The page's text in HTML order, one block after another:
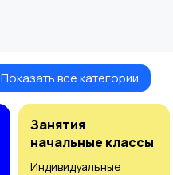
Показать все категории
Занятия
начальные классы
Индивидуальные